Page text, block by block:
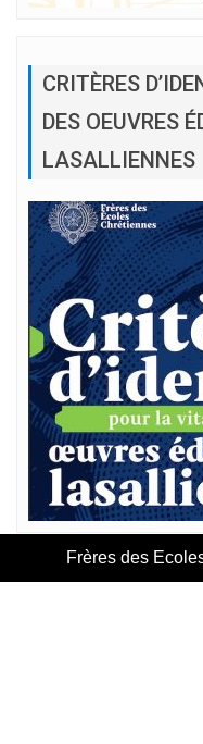
CRITÈRES
DES OEUVRES
LASALLIENNES
Frères des